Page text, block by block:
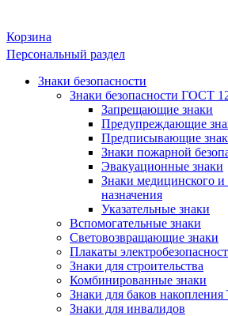
Корзина
Персональный раздел
Знаки безопасности
Знаки безопасности ГОСТ
Запрещающие знаки
Предупреждающие
Предписывающие
Знаки пожарной
Эвакуационные знаки
Знаки медицинского и
назначения
Указательные знаки
Вспомогательные знаки
Световозвращающие знаки
Плакаты
Знаки для строительства
Комбинированные знаки
Знаки для баков
Знаки для инвалидов